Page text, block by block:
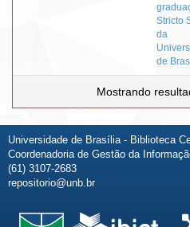
Stricto
da
de
Mostrando
Universidade de Brasília - Biblioteca
Coordenadoria de Gestão da
(61) 3107-2683
repositorio@unb.br